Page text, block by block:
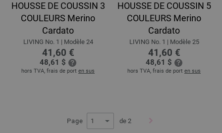
HOUSSE DE COUSSIN 3
COULEURS Merino
Cardato
LIVING No. 1 | Modèle 24
41,60 €
48,61 $
hors TVA, frais de port en sus
HOUSSE DE COUSSIN 5
COULEURS Merino
Cardato
LIVING No. 1 | Modèle 25
41,60 €
48,61 $
hors TVA, frais de port en sus
Page de 2